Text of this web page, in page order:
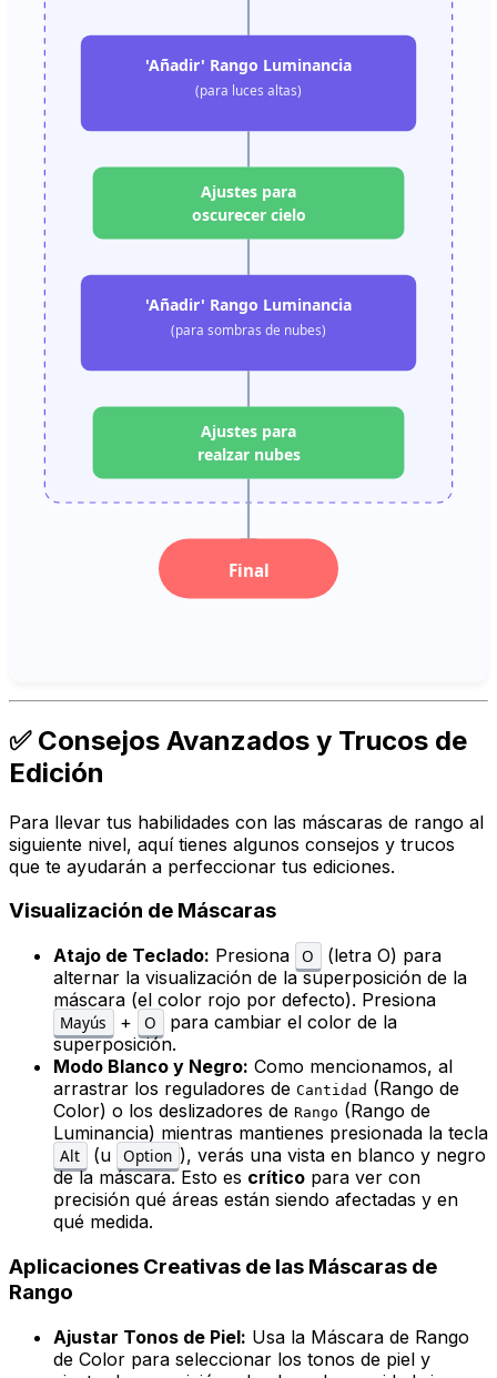
'Añadir' Rango Luminancia
(para luces altas)
Ajustes para
oscurecer cielo
'Añadir' Rango Luminancia
(para sombras de nubes)
Ajustes para
realzar nubes
Final
✅ Consejos Avanzados y Trucos de
Edición
Para llevar tus habilidades con las máscaras de rango al
siguiente nivel, aquí tienes algunos consejos y trucos
que te ayudarán a perfeccionar tus ediciones.
Visualización de Máscaras
Atajo de Teclado: Presiona O
(letra O) para
alternar la visualización de la superposición de la
máscara (el color rojo por defecto). Presiona
Mayús + O
para cambiar el color de la
superposición.
Modo Blanco y Negro: Como mencionamos, al
arrastrar los reguladores de Cantidad (Rango de
Color) o los deslizadores de Rango (Rango de
Luminancia) mientras mantienes presionada la tecla
Alt (u Option ), verás una vista en blanco y negro
de la máscara. Esto es crítico para ver con
precisión qué áreas están siendo afectadas y en
qué medida.
Aplicaciones Creativas de las Máscaras de
Rango
Ajustar Tonos de Piel: Usa la Máscara de Rango
de Color para seleccionar los tonos de piel y